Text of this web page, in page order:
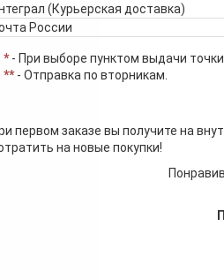
(Курьерская доставка)
России
*- При выборе пунктом выдачи
**- Отправка по вторникам.
первом заказе вы получите на
на новые покупки!